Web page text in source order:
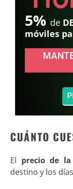
5% de
móviles
CUÁNTO
El precio de
destino y los